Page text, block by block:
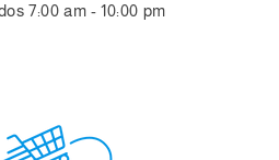
7:00 am - 10:00 pm